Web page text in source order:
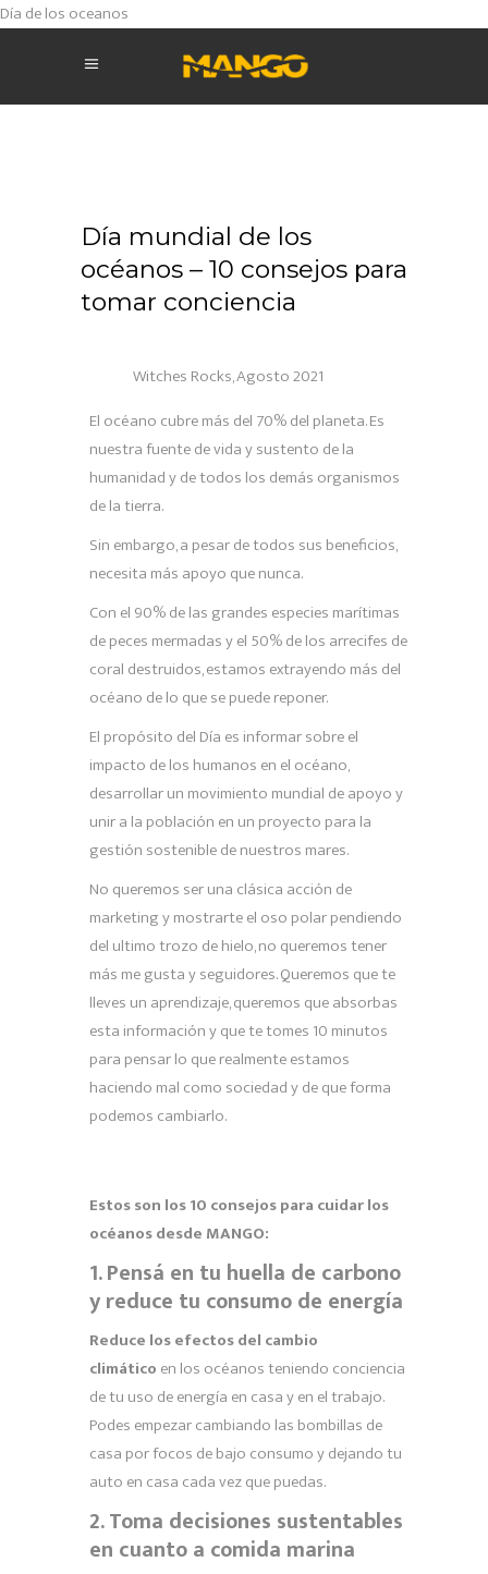
Día de los oceanos
Día mundial de los
océanos – 10 consejos para
tomar conciencia
Witches Rocks, Agosto 2021
El océano cubre más del 70% del planeta. Es
nuestra fuente de vida y sustento de la
humanidad y de todos los demás organismos
de la tierra.
Sin embargo, a pesar de todos sus beneficios,
necesita más apoyo que nunca.
Con el 90% de las grandes especies marítimas
de peces mermadas y el 50% de los arrecifes de
coral destruidos, estamos extrayendo más del
océano de lo que se puede reponer.
El propósito del Día es informar sobre el
impacto de los humanos en el océano,
desarrollar un movimiento mundial de apoyo y
unir a la población en un proyecto para la
gestión sostenible de nuestros mares.
No queremos ser una clásica acción de
marketing y mostrarte el oso polar pendiendo
del ultimo trozo de hielo, no queremos tener
más me gusta y seguidores. Queremos que te
lleves un aprendizaje, queremos que absorbas
esta información y que te tomes 10 minutos
para pensar lo que realmente estamos
haciendo mal como sociedad y de que forma
podemos cambiarlo.
Estos son los 10 consejos para cuidar los
océanos desde MANGO:
1. Pensá en tu huella de carbono
y reduce tu consumo de energía
Reduce los efectos del cambio
climático en los océanos teniendo conciencia
de tu uso de energía en casa y en el trabajo.
Podes empezar cambiando las bombillas de
casa por focos de bajo consumo y dejando tu
auto en casa cada vez que puedas.
2. Toma decisiones sustentables
en cuanto a comida marina